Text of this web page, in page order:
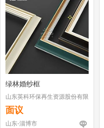
绿林婚纱框
山东英科环保再生资源股份有限
公司
面议
山东-淄博市